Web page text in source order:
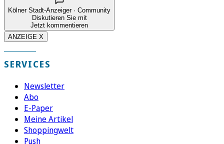
Kölner Stadt-Anzeiger · Community
Diskutieren Sie mit
Jetzt kommentieren
ANZEIGE X
SERVICES
Newsletter
Abo
E-Paper
Meine Artikel
Shoppingwelt
Push